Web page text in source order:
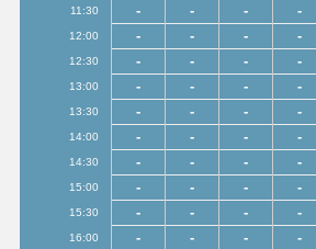
11:30 - - - -
12:00 - - - -
12:30 - - - -
13:00 - - - -
13:30 - - - -
14:00 - - - -
14:30 - - - -
15:00 - - - -
15:30 - - - -
16:00 - - - -